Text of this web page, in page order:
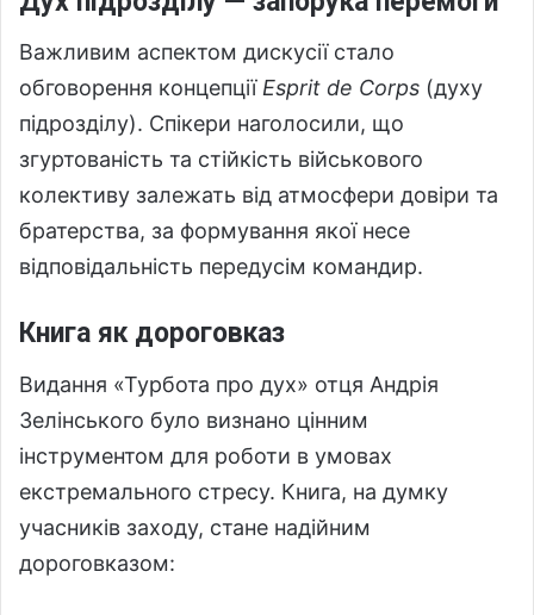
Важливим аспектом дискусії стало
обговорення концепції Esprit de Corps (духу
підрозділу). Спікери наголосили, що
згуртованість та стійкість військового
колективу залежать від атмосфери довіри та
братерства, за формування якої несе
відповідальність передусім командир.
Книга як дороговказ
Видання «Турбота про дух» отця Андрія
Зелінського було визнано цінним
інструментом для роботи в умовах
екстремального стресу. Книга, на думку
учасників заходу, стане надійним
дороговказом: